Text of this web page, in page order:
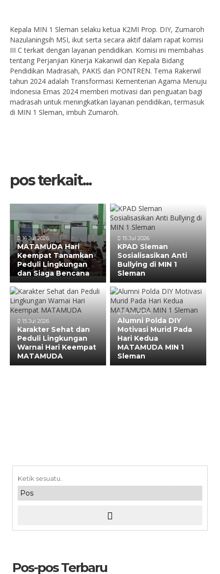
Kepala MIN 1 Sleman selaku ketua K2MI Prop. DIY, Zumaroh
Nazulaningsih MSI, ikut serta secara aktif dalam rapat komisi
III C terkait dengan layanan pendidikan. Komisi ini membahas
tentang Perjanjian Kinerja Kakanwil dan Kepala Bidang
Pendidikan Madrasah, PAKIS dan PONTREN. Tema Rakerwil
tahun 2024 adalah Transformasi Kementerian Agama Menuju
Indonesia Emas 2024 memberi motivasi dan penguatan bagi
madrasah untuk meningkatkan layanan pendidikan, termasuk
di MIN 1 Sleman, imbuh Zumaroh.
pos terkait...
16 Jul 2026
MATAMUDA Hari
Keempat Tanamkan
Peduli Lingkungan
dan Siaga Bencana
15 Jul 2026
KPAD Sleman
Sosialisasikan Anti
Bullying di MIN 1
Sleman
15 Jul 2026
Karakter Sehat dan
Peduli Lingkungan
Warnai Hari Keempat
MATAMUDA
14 Jul 2026
Alumni Polda DIY
Motivasi Murid Pada
Hari Kedua
MATAMUDA MIN 1
Sleman
Pos-pos Terbaru